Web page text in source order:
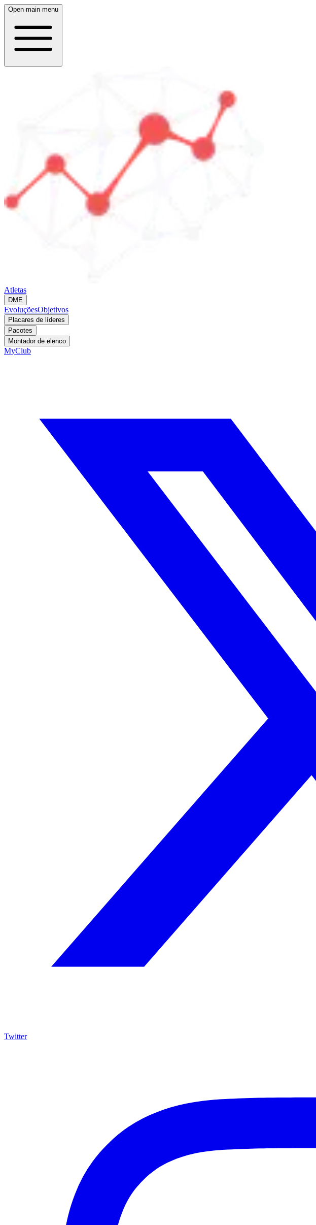
Open main menu
Atletas
DME
EvoluçõesObjetivos
Placares de líderes
Pacotes
Montador de elenco
MyClub
Twitter